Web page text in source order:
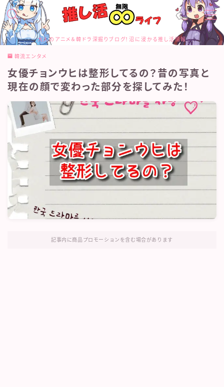
大人のアニメ＆韓ドラ深掘りブログ！沼に浸かる推し活情報
MENU
カテゴリー
サイトマップ
トップページ
プロフィール
メディアコンテンツポリシー
運営者情報
韓流エンタメ
女優チョンウヒは整形してるの？昔の写真と
現在の顔で変わった部分を探してみた！
記事内に商品プロモーションを含む場合があります